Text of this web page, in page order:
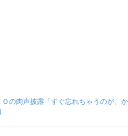
の肉声披露「すぐ忘れちゃうのが、か